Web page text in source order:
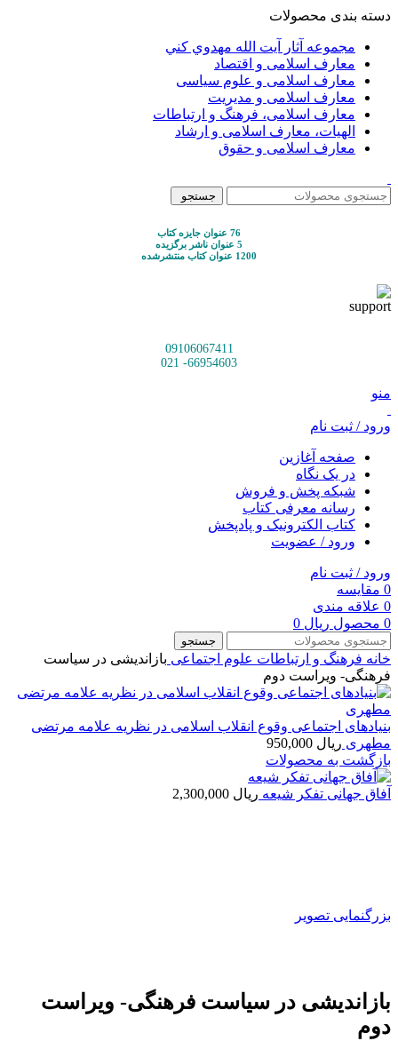
دسته بندی محصولات
مجموعه آثار آيت الله مهدوي كني
معارف اسلامی و اقتصاد
معارف اسلامی و علوم سیاسی
معارف اسلامی و مدیریت
معارف اسلامی، فرهنگ و ارتباطات
الهیات، معارف اسلامی و ارشاد
معارف اسلامی و حقوق
جستجو
76 عنوان جایزه کتاب
5 عنوان ناشر برگزیده
1200 عنوان کتاب منتشرشده
09106067411
66954603- 021
منو
ورود / ثبت نام
صفحه آغازین
در یک نگاه
شبکه پخش و فروش
رسانه معرفی کتاب
کتاب الکترونیک و پادپخش
ورود / عضویت
ورود / ثبت نام
0 مقایسه
0 علاقه مندی
0 محصول ریال
جستجو
خانه فرهنگ و ارتباطات علوم اجتماعی بازاندیشی در سیاست
فرهنگی- ويراست دوم
بنیادهای اجتماعی وقوع انقلاب اسلامی در نظریه علامه مرتضی
مطهری ریال
بازگشت به محصولات
آفاق جهانی تفکر شیعه ریال
بزرگنمایی تصویر
بازاندیشی در سیاست فرهنگی- ويراست
دوم